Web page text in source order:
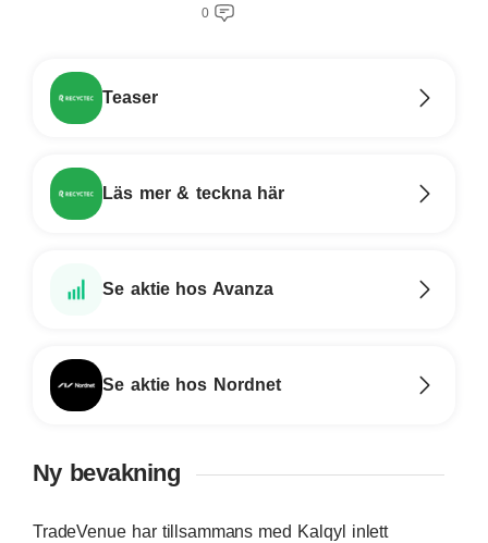
0
Teaser
Läs mer & teckna här
Se aktie hos Avanza
Se aktie hos Nordnet
Ny bevakning
TradeVenue har tillsammans med Kalqyl inlett